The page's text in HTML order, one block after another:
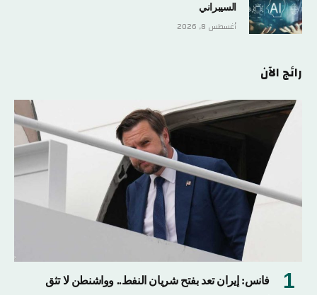
السيبراني
أغسطس 8, 2026
رائج الآن
فانس: إيران تعد بفتح شريان النفط.. وواشنطن لا تثق